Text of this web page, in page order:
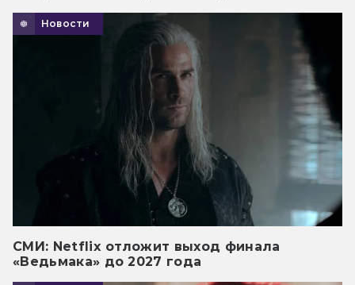
Новости
СМИ: Netflix отложит выход финала
«Ведьмака» до 2027 года